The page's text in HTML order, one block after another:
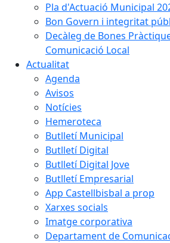
Pla d'Actuació Municipal
Bon Govern i integritat
Decàleg de Bones
Comunicació Local
Actualitat
Agenda
Avisos
Notícies
Hemeroteca
Butlletí Municipal
Butlletí Digital
Butlletí Digital Jove
Butlletí Empresarial
App Castellbisbal a prop
Xarxes socials
Imatge corporativa
Departament de